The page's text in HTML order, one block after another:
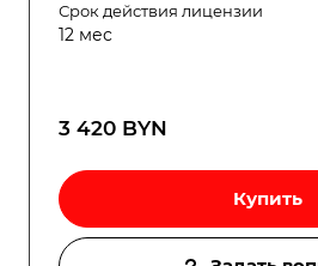
Срок действия лицензии
12 мес
3 420 BYN
Купить